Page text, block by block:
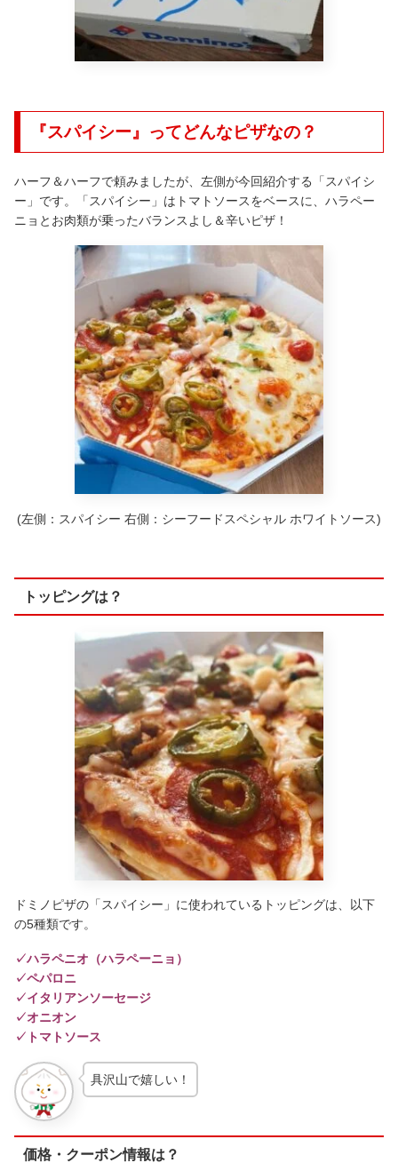
『スパイシー』ってどんなピザなの？
ハーフ＆ハーフで頼みましたが、左側が今回紹介する「スパイシ
ー」です。「スパイシー」はトマトソースをベースに、ハラペー
ニョとお肉類が乗ったバランスよし＆辛いピザ！
(左側：スパイシー 右側：シーフードスペシャル ホワイトソース)
トッピングは？
ドミノピザの「スパイシー」に使われているトッピングは、以下
の5種類です。
✓ハラペニオ（ハラペーニョ）
✓ペパロニ
✓イタリアンソーセージ
✓オニオン
✓トマトソース
具沢山で嬉しい！
価格・クーポン情報は？